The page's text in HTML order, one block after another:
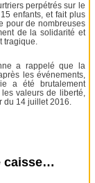
perpétrés sur le
enfants, et fait plus
pour de nombreuses
de la solidarité et
tragique.
a rappelé que la
les événements,
a été brutalement
valeurs de liberté,
du 14 juillet 2016.
caisse…